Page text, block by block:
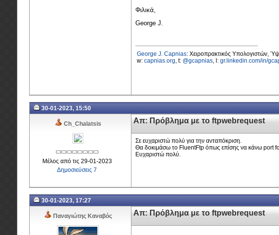
Φιλικά,
George J.
George J. Capnias: Χειροπρακτικός Υπολογιστών,
w: capnias.org, t: @gcapnias, l: gr.linkedin.com/in/
30-01-2023, 15:50
Ch_Chalatsis
Μέλος από τις 29-01-2023
Δημοσιεύσεις 7
Απ: Πρόβλημα με το ftpwebrequest
Σε ευχαριστώ πολύ για την ανταπόκριση.
Θα δοκιμάσω το FluentFtp όπως επίσης να κάνω port
Ευχαριστώ πολύ.
30-01-2023, 17:27
Παναγιώτης Καναβός Απ: Πρόβλημα με το ftpwebrequest